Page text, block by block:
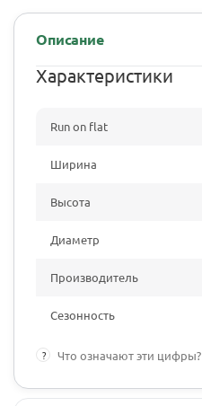
Описание
Характеристики
Run on flat
Ширина
Высота
Диаметр
Производитель
Сезонность
? Что означают эти цифры?